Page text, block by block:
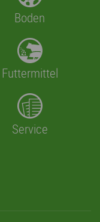
Boden
Futtermittel
Service